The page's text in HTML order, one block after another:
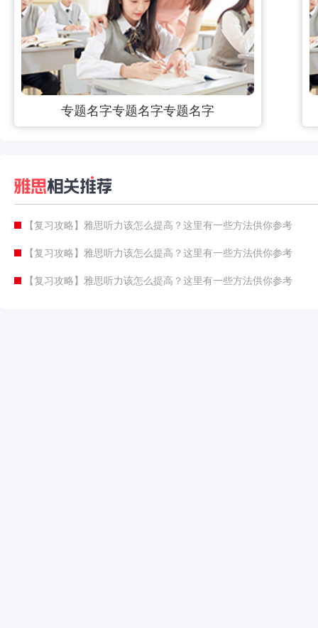
专题名字专题名字专题名字
【复习攻略】雅思听力该怎么提高？这里有一些方法供你参考
【复习攻略】雅思听力该怎么提高？这里有一些方法供你参考
【复习攻略】雅思听力该怎么提高？这里有一些方法供你参考